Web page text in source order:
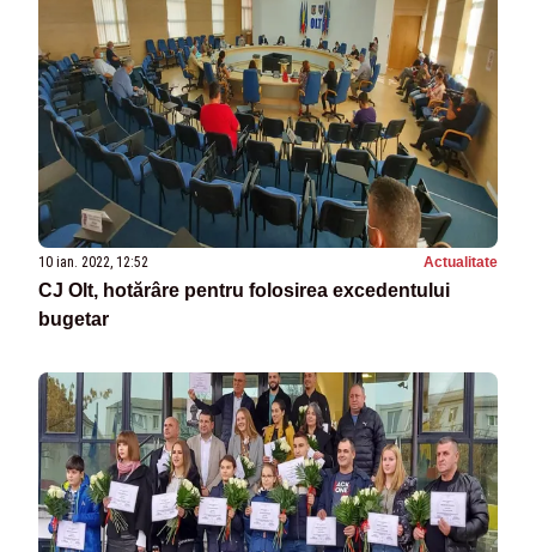
10 ian. 2022, 12:52 Actualitate
CJ Olt, hotărâre pentru folosirea excedentului
bugetar